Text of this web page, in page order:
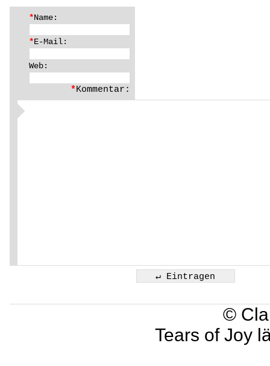
*Name:
*E-Mail:
Web:
*Kommentar:
©
Tears of Joy